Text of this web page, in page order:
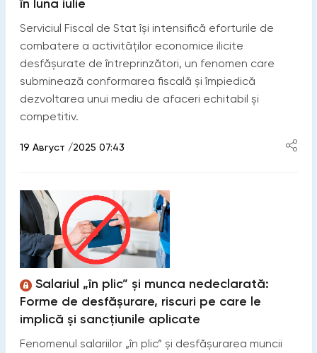
în luna iulie
Serviciul Fiscal de Stat își intensifică eforturile de
combatere a activităților economice ilicite
desfășurate de întreprinzători, un fenomen care
subminează conformarea fiscală și împiedică
dezvoltarea unui mediu de afaceri echitabil și
competitiv.
19 Август /2025 07:43
Salariul „în plic” și munca nedeclarată:
Forme de desfășurare, riscuri pe care le
implică și sancțiunile aplicate
Fenomenul salariilor „în plic” și desfășurarea muncii